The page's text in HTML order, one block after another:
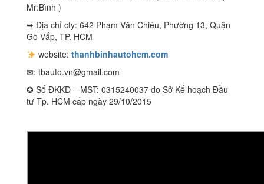
Mr:Bình )
➥ Địa chỉ cty: 642 Phạm Văn Chiêu, Phường 13, Quận
Gò Vấp, TP. HCM
website: thanhbinhautohcm.com
✉: tbauto.vn@gmail.com
✪ Số ĐKKD – MST: 0315240037 do Sở Kế hoạch Đầu
tư Tp. HCM cấp ngày 29/10/2015